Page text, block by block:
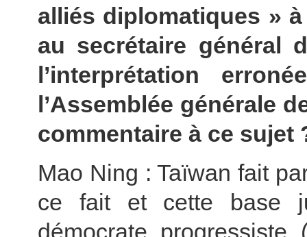
alliés diplomatiques »
au secrétaire général
l’interprétation
l’Assemblée générale
commentaire à ce sujet
Mao Ning : Taïwan fait
ce fait et cette base
démocrate